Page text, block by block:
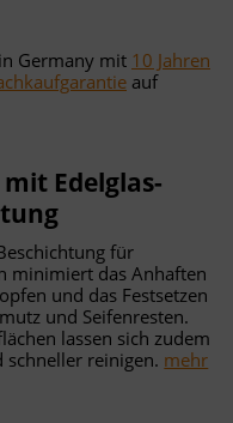
Germany mit 10 Jahren
auf
Edelglas-
für
minimiert das Anhaften
und das Festsetzen
und Seifenresten.
lassen sich zudem
schneller reinigen. mehr